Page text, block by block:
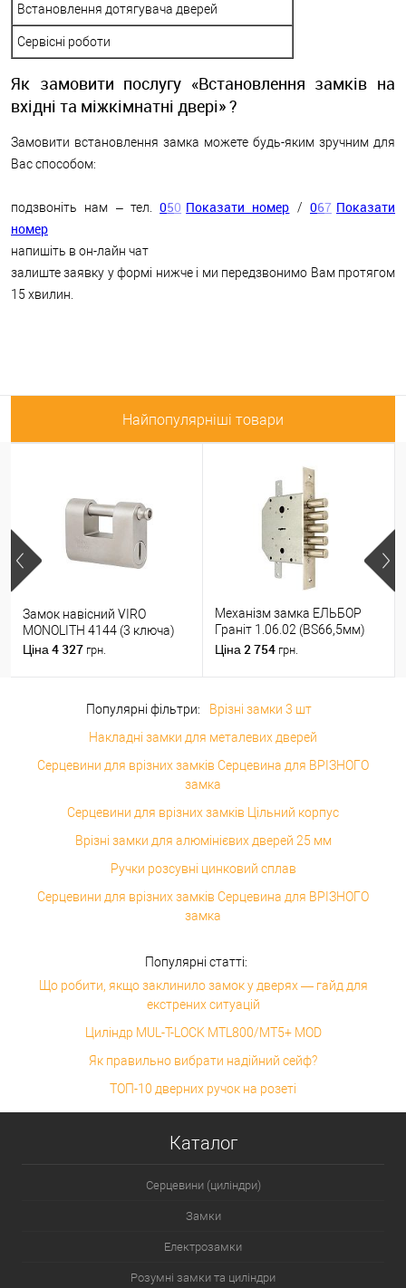
Встановлення дотягувача дверей
Сервісні роботи
Як замовити послугу «Встановлення замків на
вхідні та міжкімнатні двері» ?
Замовити встановлення замка можете будь-яким зручним для
Вас способом:
подзвоніть нам – тел.050 Показати номер /067 Показати
номер
напишіть в он-лайн чат
залиште заявку у формі нижче і ми передзвонимо Вам протягом
15 хвилин.
Найпопулярніші товари
Замок навісний VIRO
MONOLITH 4144 (3 ключа)
Ціна 4 327 грн.
Механізм замка ЕЛЬБОР
Граніт 1.06.02 (BS66,5мм)
(н)
Ціна 2 754 грн.
Популярні фільтри:
Врізні замки 3 шт
Накладні замки для металевих дверей
Серцевини для врізних замків Серцевина для ВРІЗНОГО
замка
Серцевини для врізних замків Цільний корпус
Врізні замки для алюмінієвих дверей 25 мм
Ручки розсувні цинковий сплав
Серцевини для врізних замків Серцевина для ВРІЗНОГО
замка
Популярні статті:
Що робити, якщо заклинило замок у дверях — гайд для
екстрених ситуацій
Циліндр MUL-T-LOCK MTL800/MT5+ MOD
Як правильно вибрати надійний сейф?
ТОП-10 дверних ручок на розеті
Каталог
Серцевини (циліндри)
Замки
Електрозамки
Розумні замки та циліндри